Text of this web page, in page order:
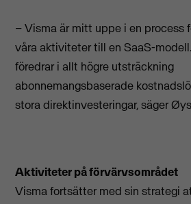
– Visma är mitt uppe i en process
våra aktiviteter till en SaaS-
föredrar i allt högre utsträckning
abonnemangsbaserade
stora direktinvesteringar, säger
Aktiviteter på förvärvsområdet
Visma fortsätter med sin strategi